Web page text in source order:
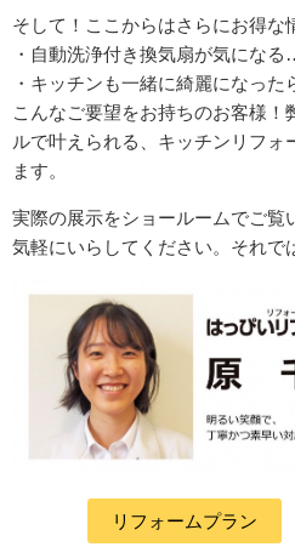
そして！ここからはさらにお得な
・自動洗浄付き換気扇が気になる
・キッチンも一緒に綺麗になった
こんなご要望をお持ちのお客様
ルで叶えられる、キッチンリフォ
ます。
実際の展示をショールームでご覧
気軽にいらしてください。それで
リフォームプラン